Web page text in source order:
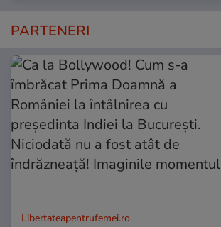
PARTENERI
Libertateapentrufemei.ro